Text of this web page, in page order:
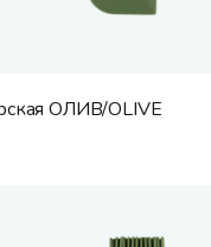
ОЛИВ/OLIVE